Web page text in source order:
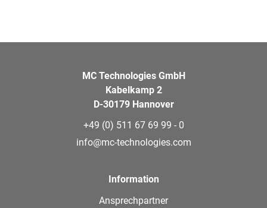
MC Technologies GmbH
Kabelkamp 2
D-30179 Hannover
+49 (0) 511 67 69 99 - 0
info@mc-technologies.com
Information
Ansprechpartner